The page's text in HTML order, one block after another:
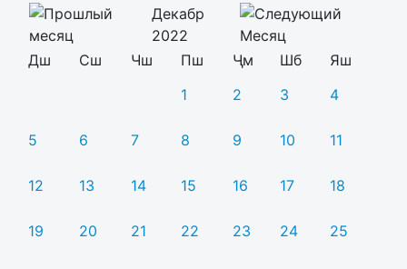
Декабр
2022
Дш
Сш Чш Пш Ҷм Шб
Яш
1
2 3 4
5 6 7 8 9 10 11
12 13 14 15 16 17 18
19 20 21 22 23 24 25